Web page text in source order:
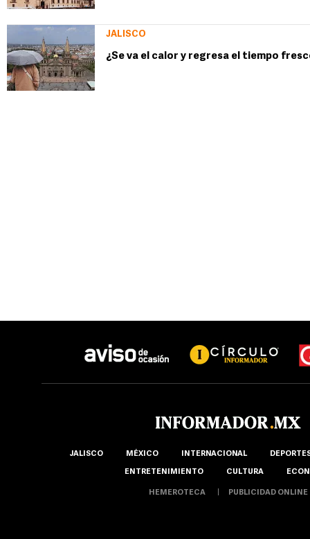
JALISCO
¿Se va el calor y regresa el tiempo
JALISCO MÉXICO INTERNACIONAL
ENTRETENIMIENTO CULTURA
HEMEROTECA PUBLICIDAD ONLINE